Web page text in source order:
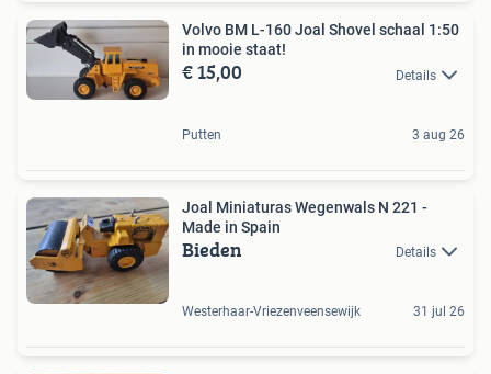
Volvo BM L-160 Joal Shovel schaal 1:50
in mooie staat!
€ 15,00 Details
Putten 3 aug 26
Joal Miniaturas Wegenwals N 221 -
Made in Spain
Bieden Details
Westerhaar-Vriezenveensewijk 31 jul 26